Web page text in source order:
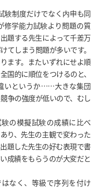
験制度だけでなく内申も同
修学能力試験より問題の質
題する先生によって千差万
てしまう問題が多いです。
ます。またいずれにせよ順
国的に順位をつけるのと、
いというか……大きな集団
争の強度が低いので、むし
の模擬試験の成績に比べ
り、先生の主観で変わった
題した先生の好む表現で書
成績をもらうのが大変だと
なく、等級で序列を付け